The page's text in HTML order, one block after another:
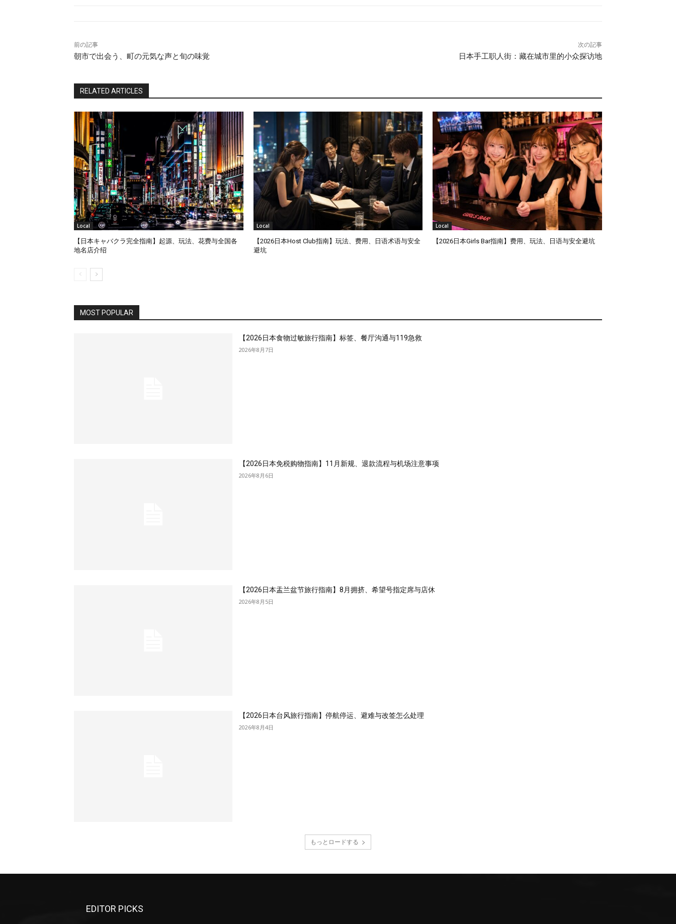
前の記事
朝市で出会う、町の元気な声と旬の味覚
次の記事
日本手工职人街：藏在城市里的小众探访地
RELATED ARTICLES
Local
【日本キャバクラ完全指南】起源、玩法、花费与全国各
地名店介绍
Local
【2026日本Host Club指南】玩法、费用、日语术语与安全
避坑
Local
【2026日本Girls Bar指南】费用、玩法、日语与安全避坑
MOST POPULAR
【2026日本食物过敏旅行指南】标签、餐厅沟通与119急救
2026年8月7日
【2026日本免税购物指南】11月新规、退款流程与机场注意事项
2026年8月6日
【2026日本盂兰盆节旅行指南】8月拥挤、希望号指定席与店休
2026年8月5日
【2026日本台风旅行指南】停航停运、避难与改签怎么处理
2026年8月4日
もっとロードする
EDITOR PICKS